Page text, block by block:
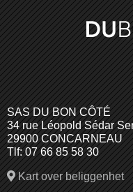
SAS DU BON CÔTÉ
34 rue Léopold Sédar
29900 CONCARNEAU
Tlf: 07 66 85 58 30
Kart over beliggenhet